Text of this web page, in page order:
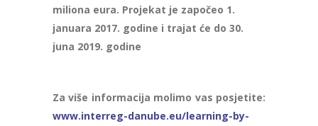
miliona eura. Projekat je započeo 1.
januara 2017. godine i trajat će do 30.
juna 2019. godine
Za više informacija molimo vas posjetite:
www.interreg-danube.eu/learning-by-